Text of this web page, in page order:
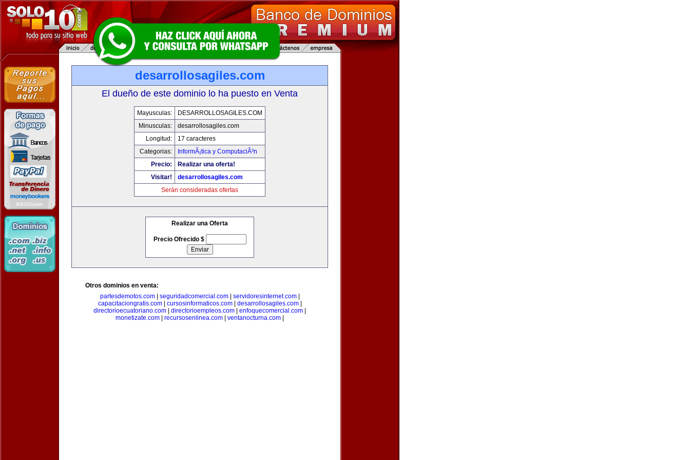
desarrollosagiles.com
El dueño de este dominio lo ha puesto en Venta
Mayusculas:
DESARROLLOSAGILES.COM
Minusculas:
desarrollosagiles.com
Longitud:
17 caracteres
Categorias:
InformÃ¡tica y ComputaciÃ³n
Precio:
Realizar una oferta!
Visitar!
desarrollosagiles.com
Serán consideradas ofertas
Realizar una Oferta
Precio Ofrecido $
Otros dominios en venta:
partesdemotos.com| seguridadcomercial.com| servidoresinternet.com|
capacitaciongratis.com| cursosinformaticos.com| desarrollosagiles.com|
directorioecuatoriano.com
directorioempleos.com enfoquecomercial.com
monetizate.com
recursosenlinea.com ventanocturna.com